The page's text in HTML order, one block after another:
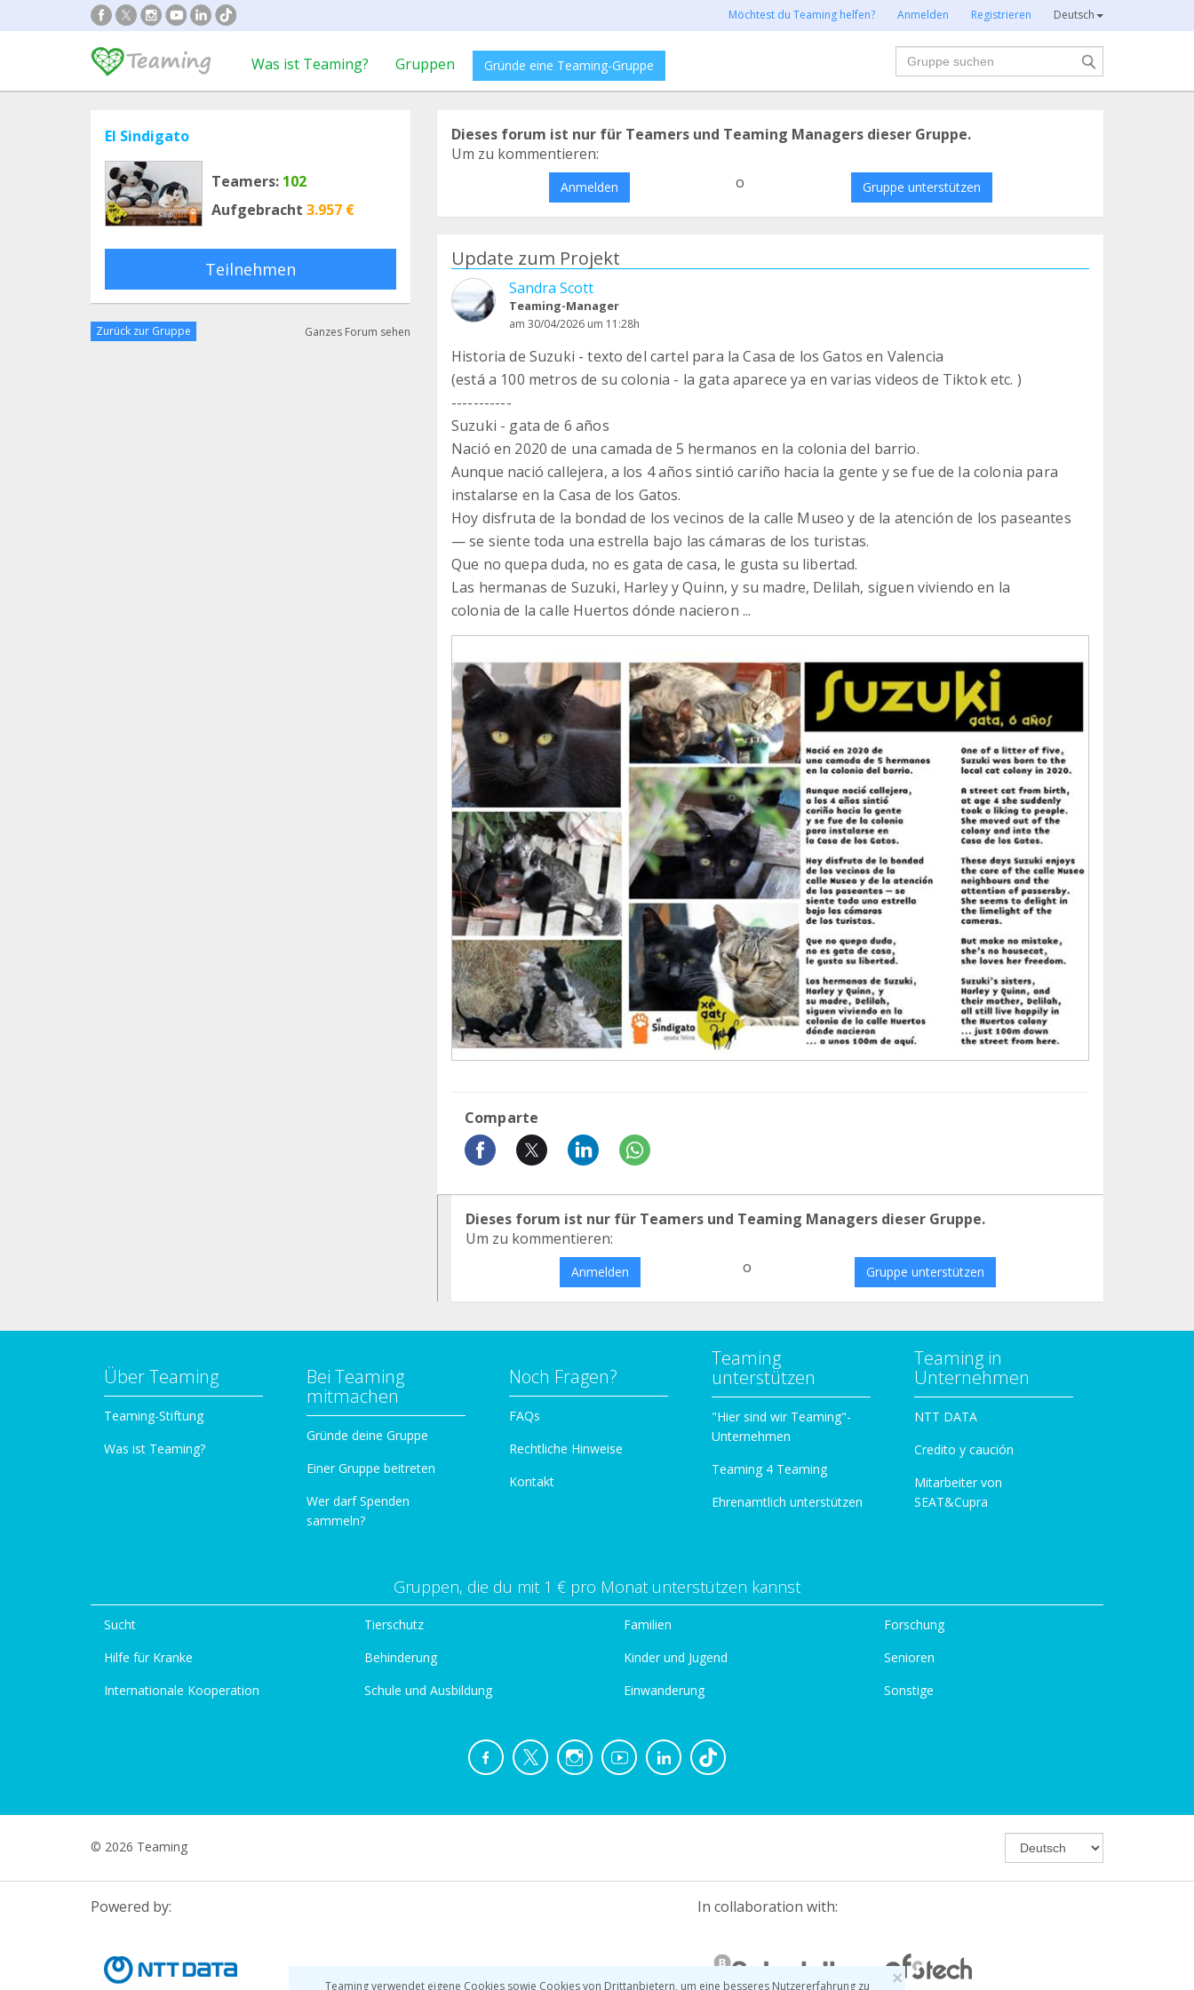
×
Teaming verwendet eigene Cookies sowie Cookies von Drittanbietern, um eine besseres Nutzererfahrung zu
Möchtest du Teaming helfen? Anmelden Registrieren Deutsch
Was ist Teaming? Gruppen Gründe eine Teaming-Gruppe
Suche
El Sindigato
Teamers: 102
Aufgebracht 3.957 €
Teilnehmen
Zurück zur Gruppe Ganzes Forum sehen
Dieses forum ist nur für Teamers und Teaming Managers dieser Gruppe.
Um zu kommentieren:
Anmelden o Gruppe unterstützen
Update zum Projekt
Sandra Scott
Teaming-Manager
am 30/04/2026 um 11:28h
Historia de Suzuki - texto del cartel para la Casa de los Gatos en Valencia
(está a 100 metros de su colonia - la gata aparece ya en varias videos de Tiktok etc. )
-----------
Suzuki - gata de 6 años
Nació en 2020 de una camada de 5 hermanos en la colonia del barrio.
Aunque nació callejera, a los 4 años sintió cariño hacia la gente y se fue de la colonia para
instalarse en la Casa de los Gatos.
Hoy disfruta de la bondad de los vecinos de la calle Museo y de la atención de los paseantes
— se siente toda una estrella bajo las cámaras de los turistas.
Que no quepa duda, no es gata de casa, le gusta su libertad.
Las hermanas de Suzuki, Harley y Quinn, y su madre, Delilah, siguen viviendo en la
colonia de la calle Huertos dónde nacieron ...
Comparte
Dieses forum ist nur für Teamers und Teaming Managers dieser Gruppe.
Um zu kommentieren:
Anmelden o Gruppe unterstützen
Über Teaming
Teaming-Stiftung
Was ist Teaming?
Bei Teaming
mitmachen
Gründe deine Gruppe
Einer Gruppe beitreten
Wer darf Spenden
sammeln?
Noch Fragen?
FAQs
Rechtliche Hinweise
Kontakt
Teaming
unterstützen
"Hier sind wir Teaming"-
Unternehmen
Teaming 4 Teaming
Ehrenamtlich unterstützen
Teaming in
Unternehmen
NTT DATA
Credito y caución
Mitarbeiter von
SEAT&Cupra
Gruppen, die du mit 1 € pro Monat unterstützen kannst
Sucht
Hilfe für Kranke
Internationale Kooperation
Tierschutz
Behinderung
Schule und Ausbildung
Familien
Kinder und Jugend
Einwanderung
Forschung
Senioren
Sonstige
© 2026 Teaming
Powered by: In collaboration with: